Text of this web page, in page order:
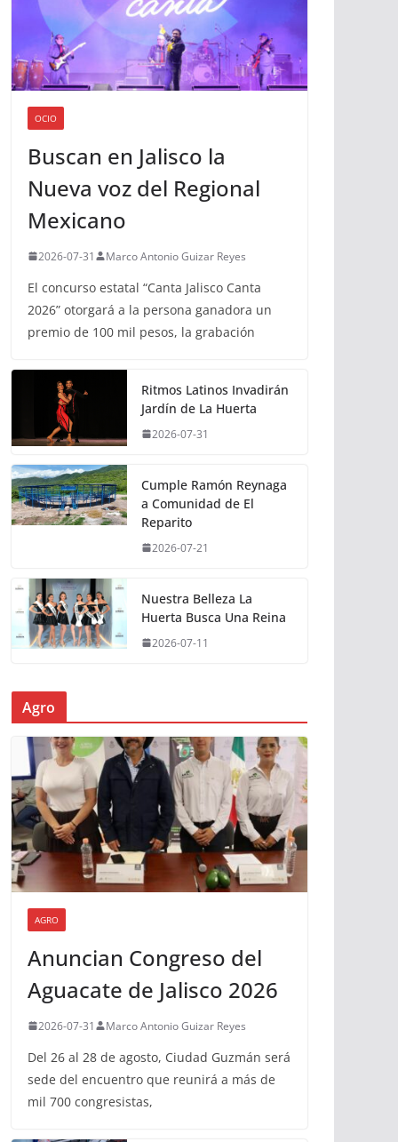
OCIO
Buscan en Jalisco la
Nueva voz del Regional
Mexicano
2026-07-31 Marco Antonio Guizar Reyes
El concurso estatal “Canta Jalisco Canta
2026” otorgará a la persona ganadora un
premio de 100 mil pesos, la grabación
Ritmos Latinos Invadirán
Jardín de La Huerta
2026-07-31
Cumple Ramón Reynaga
a Comunidad de El
Reparito
2026-07-21
Nuestra Belleza La
Huerta Busca Una Reina
2026-07-11
Agro
AGRO
Anuncian Congreso del
Aguacate de Jalisco 2026
2026-07-31 Marco Antonio Guizar Reyes
Del 26 al 28 de agosto, Ciudad Guzmán será
sede del encuentro que reunirá a más de
mil 700 congresistas,